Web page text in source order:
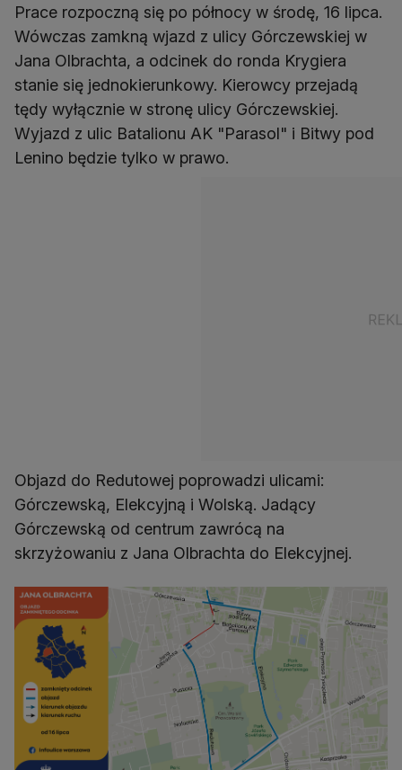
Prace rozpoczną się po północy w środę, 16 lipca.
Wówczas zamkną wjazd z ulicy Górczewskiej w
Jana Olbrachta, a odcinek do ronda Krygiera
stanie się jednokierunkowy. Kierowcy przejadą
tędy wyłącznie w stronę ulicy Górczewskiej.
Wyjazd z ulic Batalionu AK "Parasol" i Bitwy pod
Lenino będzie tylko w prawo.
Objazd do Redutowej poprowadzi ulicami:
Górczewską, Elekcyjną i Wolską. Jadący
Górczewską od centrum zawrócą na
skrzyżowaniu z Jana Olbrachta do Elekcyjnej.